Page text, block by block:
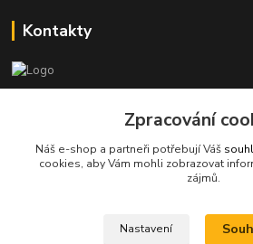
Kontakty
+420 601 366 545
info@spkcomputer.cz
Zpracování
Náš e-shop a partneři potřebují Váš
cookies, aby Vám mohli zobrazovat
zájmů.
Nastavení